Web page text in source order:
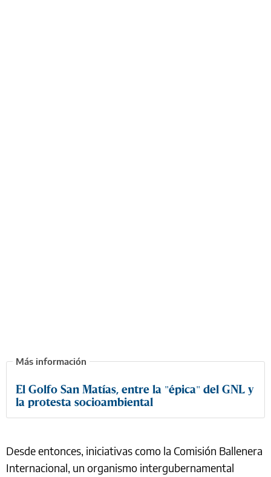
El Golfo San Matías, entre la "épica" del GNL y
la protesta socioambiental
Desde entonces, iniciativas como la Comisión Ballenera
Internacional, un organismo intergubernamental